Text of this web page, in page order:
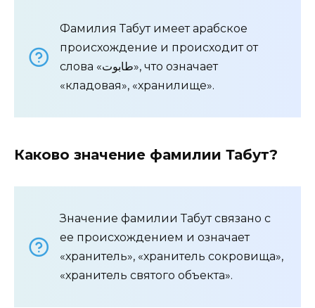
Фамилия Табут имеет арабское
происхождение и происходит от
слова «طابوت», что означает
«кладовая», «хранилище».
Каково значение фамилии Табут?
Значение фамилии Табут связано с
ее происхождением и означает
«хранитель», «хранитель сокровища»,
«хранитель святого объекта».